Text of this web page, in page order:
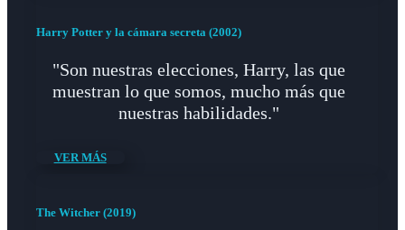
Harry Potter y la cámara secreta (2002)
"Son nuestras elecciones, Harry, las que
muestran lo que somos, mucho más que
nuestras habilidades."
VER MÁS
The Witcher (2019)